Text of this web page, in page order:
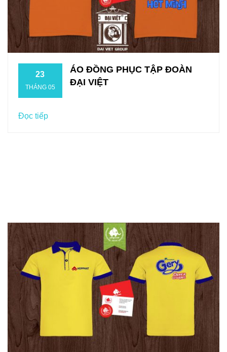
23
THÁNG 05
ÁO ĐỒNG PHỤC TẬP ĐOÀN
ĐẠI VIỆT
Đọc tiếp